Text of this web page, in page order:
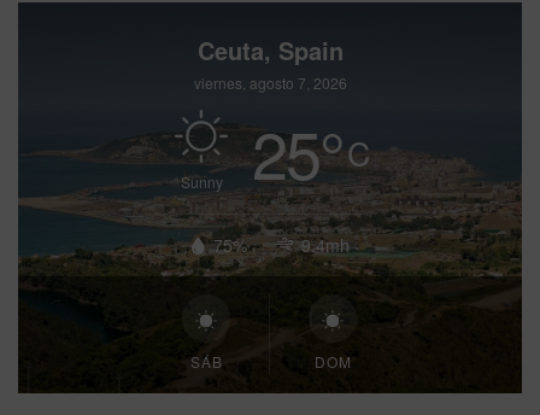
Ceuta, Spain
viernes, agosto 7, 2026
Sunny 25°C
75% 9.4mh
SÁB DOM